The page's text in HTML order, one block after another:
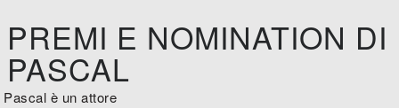
PREMI E NOMINATION DI
PASCAL
Pascal è un attore